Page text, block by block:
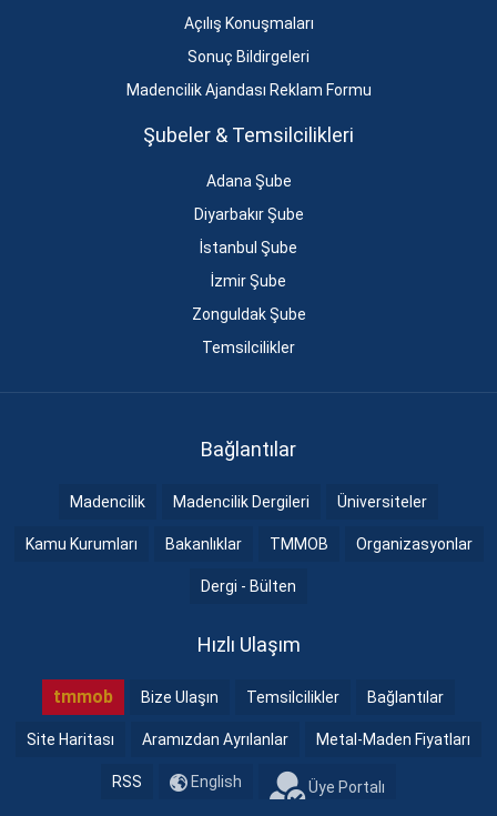
Açılış Konuşmaları
Sonuç Bildirgeleri
Madencilik Ajandası Reklam Formu
Şubeler & Temsilcilikleri
Adana Şube
Diyarbakır Şube
İstanbul Şube
İzmir Şube
Zonguldak Şube
Temsilcilikler
Bağlantılar
Madencilik Madencilik Dergileri Üniversiteler
Kamu Kurumları Bakanlıklar TMMOB Organizasyonlar
Dergi - Bülten
Hızlı Ulaşım
tmmob Bize Ulaşın Temsilcilikler Bağlantılar
Site Haritası Aramızdan Ayrılanlar Metal-Maden Fiyatları
RSS English Üye Portalı